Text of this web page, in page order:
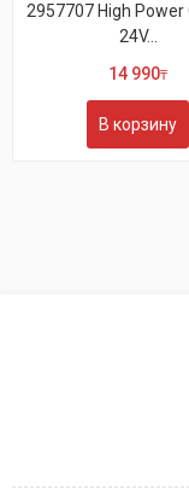
2957707 High Power
24V...
14 990₸
В корзину